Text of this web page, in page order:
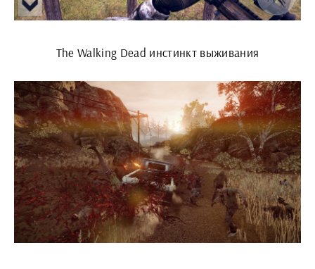
The Walking Dead инстинкт выживания